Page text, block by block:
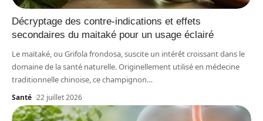
Décryptage des contre-indications et effets
secondaires du maitaké pour un usage éclairé
Le maïtaké, ou Grifola frondosa, suscite un intérêt croissant dans le
domaine de la santé naturelle. Originellement utilisé en médecine
traditionnelle chinoise, ce champignon…
Santé 22 juillet 2026